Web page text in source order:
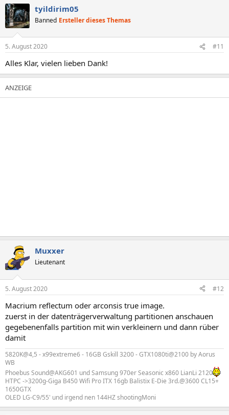
k
t
i
e
:
tyildirim05
Banned Ersteller dieses Themas
5. August 2020 #11
Alles Klar, vielen lieben Dank!
Muxxer
Lieutenant
5. August 2020 #12
Macrium reflectum oder arconsis true image.
zuerst in der datenträgerverwaltung partitionen anschauen
gegebenenfalls partition mit win verkleinern und dann rüber
damit
5820K@4,5 - x99extreme6 - 16GB Gskill 3200 - GTX1080ti@2100 by Aorus
WB
Phoebus Sound@AKG601 und Samsung 970er Seasonic x860 LianLi 2120
HTPC ->3200g-Giga B450 Wifi Pro ITX 16gb Balistix E-Die 3rd.@3600 CL15+
1650GTX
OLED LG-C9/55' und irgend nen 144HZ shootingMoni